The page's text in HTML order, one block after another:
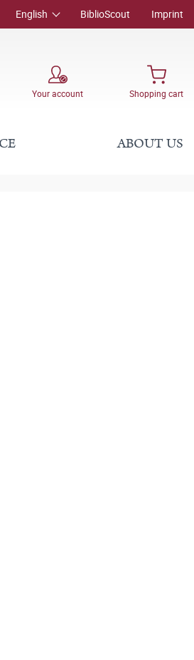
English BiblioScout Imprint
Your account Shopping cart
ABOUT US